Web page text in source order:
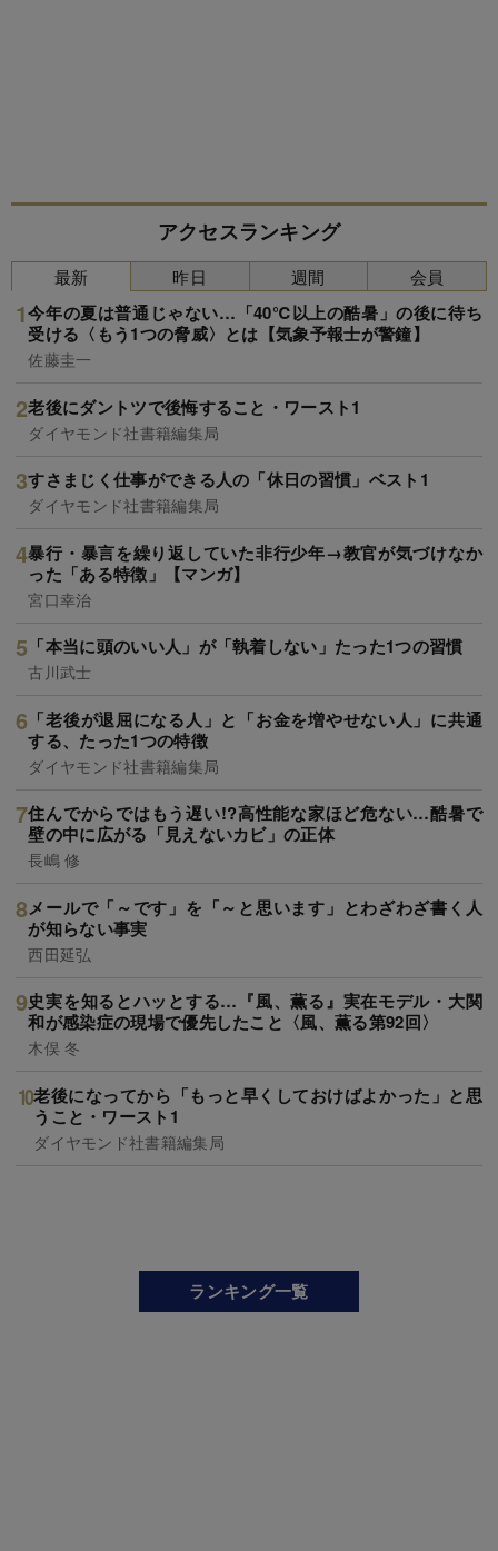
アクセスランキング
最新
今年の夏は普通じゃない…「40℃以上の酷暑」の後に待ち
受ける〈もう1つの脅威〉とは【気象予報士が警鐘】
佐藤圭一
老後にダントツで後悔すること・ワースト1
ダイヤモンド社書籍編集局
すさまじく仕事ができる人の「休日の習慣」ベスト1
ダイヤモンド社書籍編集局
暴行・暴言を繰り返していた非行少年→教官が気づけなか
った「ある特徴」【マンガ】
宮口幸治
「本当に頭のいい人」が「執着しない」たった1つの習慣
古川武士
「老後が退屈になる人」と「お金を増やせない人」に共通
する、たった1つの特徴
ダイヤモンド社書籍編集局
住んでからではもう遅い!?高性能な家ほど危ない…酷暑で
壁の中に広がる「見えないカビ」の正体
長嶋 修
メールで「～です」を「～と思います」とわざわざ書く人
が知らない事実
西田延弘
史実を知るとハッとする…『風、薫る』実在モデル・大関
和が感染症の現場で優先したこと〈風、薫る第92回〉
木俣 冬
老後になってから「もっと早くしておけばよかった」と思
うこと・ワースト1
ダイヤモンド社書籍編集局
昨日 週間 会員
ランキング一覧